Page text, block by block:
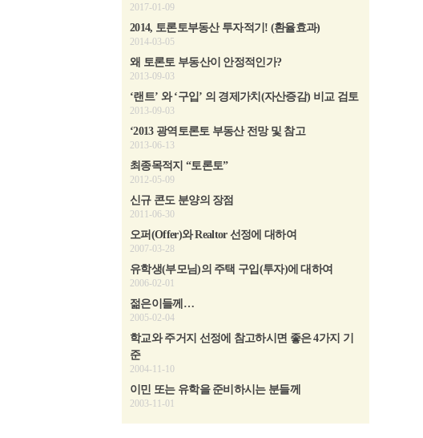
2017-01-09
2014, 토론토부동산 투자적기! (환율효과)
2014-03-05
왜 토론토 부동산이 안정적인가?
2013-09-03
‘랜트’ 와 ‘구입’ 의 경제가치(자산증감) 비교 검토
2013-09-03
‘2013 광역토론토 부동산 전망 및 참고
2013-06-13
최종목적지 “토론토”
2012-05-09
신규 콘도 분양의 장점
2011-06-30
오퍼(Offer)와 Realtor 선정에 대하여
2007-03-28
유학생(부모님)의 주택 구입(투자)에 대하여
2006-02-01
젊은이들께…
2005-02-04
학교와 주거지 선정에 참고하시면 좋은 4가지 기
준
2004-11-10
이민 또는 유학을 준비하시는 분들께
2003-11-01